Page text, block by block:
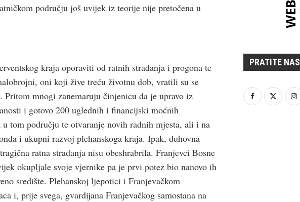
području još uvijek iz teorije nije pretočena u
kraja oporaviti od ratnih stradanja i progona te
oni koji žive treću životnu dob, vratili su se
mnogi zanemaruju činjenicu da je upravo iz
i gotovo 200 uglednih i financijski moćnih
tom području te otvaranje novih radnih mjesta, ali i na
i ukupni razvoj plehanskoga kraja. Ipak, duhovna
ratna stradanja nisu obeshrabrila. Franjevci Bosne
okupljale svoje vjernike pa je prvi potez bio nanovo ih
središte. Plehanskoj ljepotici i Franjevačkom
i, prije svega, gvardijana Franjevačkog samostana na
PRATITE NAS